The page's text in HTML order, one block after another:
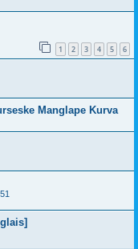
1 2 3 4 5 6
Manglape Kurva